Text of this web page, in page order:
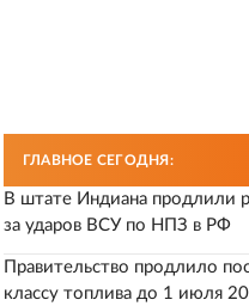
ГЛАВНОЕ СЕГОДНЯ:
В штате Индиана продлили
за ударов ВСУ по НПЗ в РФ
Правительство продлило
классу топлива до 1 июля